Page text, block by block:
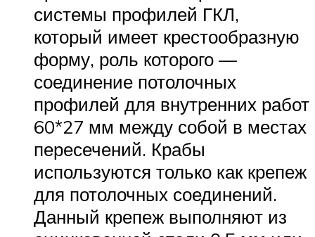
системы профилей ГКЛ,
который имеет крестообразную
форму, роль которого —
соединение потолочных
профилей для внутренних работ
60*27 мм между собой в местах
пересечений. Крабы
используются только как крепеж
для потолочных соединений.
Данный крепеж выполняют из